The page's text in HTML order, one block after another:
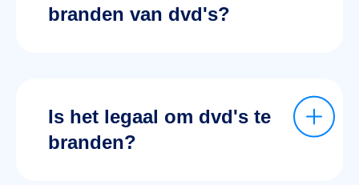
branden van dvd's?
Is het legaal om dvd's te
branden?